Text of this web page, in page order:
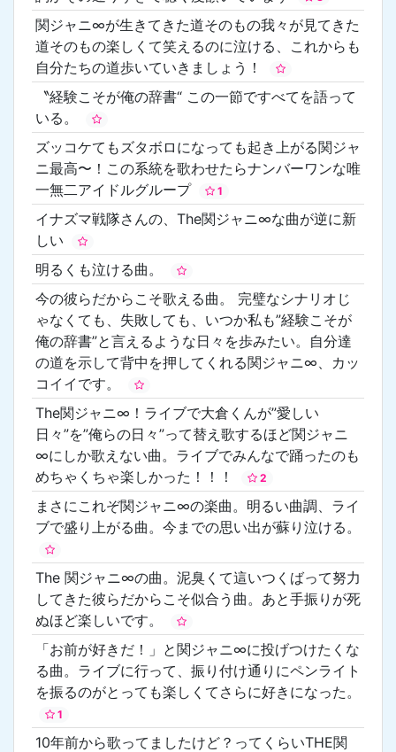
関ジャニ∞が生きてきた道そのもの我々が見てきた
道そのもの楽しくて笑えるのに泣ける、これからも
自分たちの道歩いていきましょう！
〝経験こそが俺の辞書“ この一節ですべてを語って
いる。
ズッコケてもズタボロになっても起き上がる関ジャ
ニ最高〜！この系統を歌わせたらナンバーワンな唯
一無二アイドルグループ
1
イナズマ戦隊さんの、The関ジャニ∞な曲が逆に新
しい
明るくも泣ける曲。
今の彼らだからこそ歌える曲。 完璧なシナリオじ
ゃなくても、失敗しても、いつか私も”経験こそが
俺の辞書”と言えるような日々を歩みたい。自分達
の道を示して背中を押してくれる関ジャニ∞、カッ
コイイです。
The関ジャニ∞！ライブで大倉くんが”愛しい
日々”を”俺らの日々”って替え歌するほど関ジャニ
∞にしか歌えない曲。ライブでみんなで踊ったのも
めちゃくちゃ楽しかった！！！
2
まさにこれぞ関ジャニ∞の楽曲。明るい曲調、ライ
ブで盛り上がる曲。今までの思い出が蘇り泣ける。
The 関ジャニ∞の曲。泥臭くて這いつくばって努力
してきた彼らだからこそ似合う曲。あと手振りが死
ぬほど楽しいです。
「お前が好きだ！」と関ジャニ∞に投げつけたくな
る曲。ライブに行って、振り付け通りにペンライト
を振るのがとっても楽しくてさらに好きになった。
1
10年前から歌ってましたけど？ってくらいTHE関